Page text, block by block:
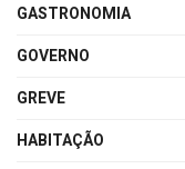
GASTRONOMIA
GOVERNO
GREVE
HABITAÇÃO